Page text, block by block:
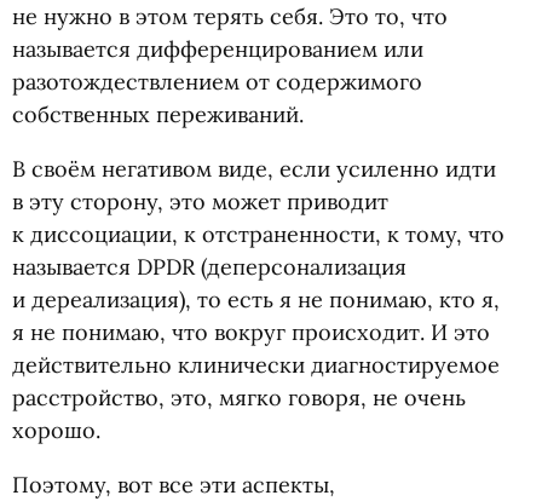
не нужно в этом терять себя. Это то, что
называется дифференцированием или
разотождествлением от содержимого
собственных переживаний.
В своём негативом виде, если усиленно идти
в эту сторону, это может приводит
к диссоциации, к отстраненности, к тому, что
называется DPDR (деперсонализация
и дереализация), то есть я не понимаю, кто я,
я не понимаю, что вокруг происходит. И это
действительно клинически диагностируемое
расстройство, это, мягко говоря, не очень
хорошо.
Поэтому, вот все эти аспекты,